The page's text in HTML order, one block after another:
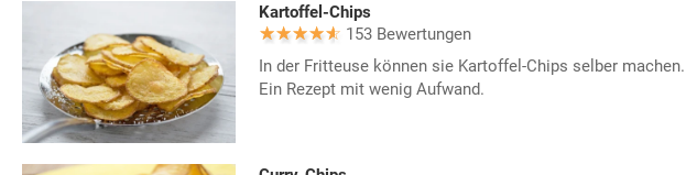
Kartoffel-Chips
153 Bewertungen
In der Fritteuse können sie Kartoffel-Chips selber machen.
Ein Rezept mit wenig Aufwand.